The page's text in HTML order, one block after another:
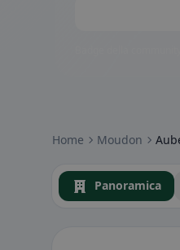
Home Moudon
Panoramica